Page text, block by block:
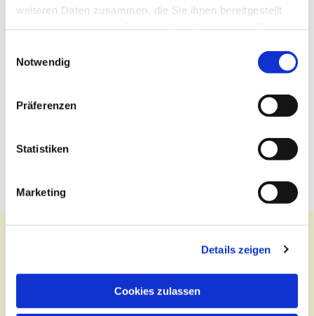
weiteren Daten zusammen, die Sie ihnen bereitgestellt
Notwendig
Präferenzen
Statistiken
Marketing
Details zeigen
Cookies zulassen